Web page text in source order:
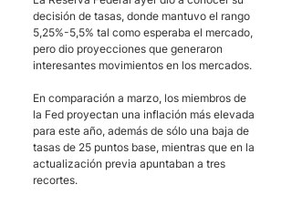
decisión de tasas, donde mantuvo el rango
5,25%-5,5% tal como esperaba el mercado,
pero dio proyecciones que generaron
interesantes movimientos en los mercados.
En comparación a marzo, los miembros de
la Fed proyectan una inflación más elevada
para este año, además de sólo una baja de
tasas de 25 puntos base, mientras que en la
actualización previa apuntaban a tres
recortes.